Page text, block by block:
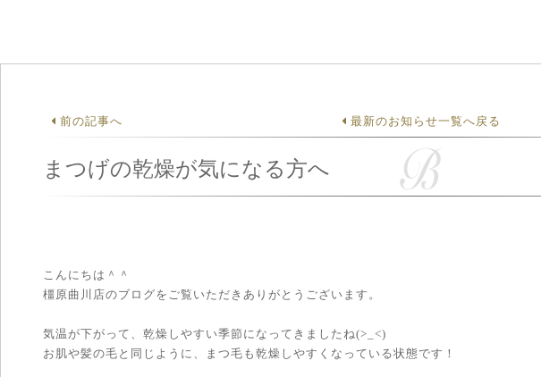
前の記事へ 最新のお知らせ一覧へ戻る
まつげの乾燥が気になる方へ
こんにちは＾＾
橿原曲川店のブログをご覧いただきありがとうございます。
気温が下がって、乾燥しやすい季節になってきましたね(>_<)
お肌や髪の毛と同じように、まつ毛も乾燥しやすくなっている状態です！